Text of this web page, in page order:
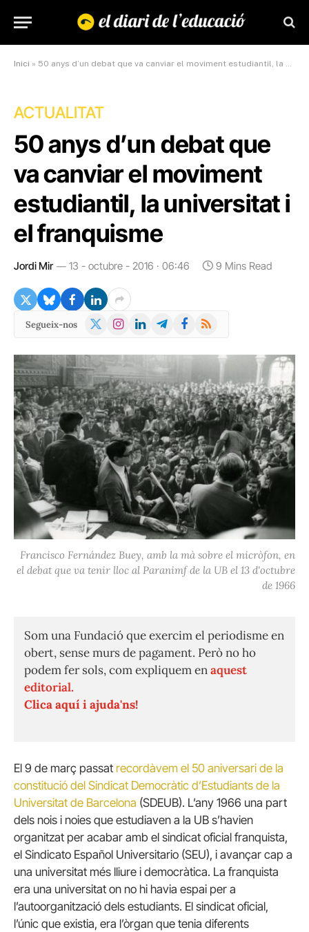
Inici » 50 anys d’un debat que va canviar el moviment estudiantil, la universitat i el franquisme
ACTUALITAT
50 anys d’un debat que
va canviar el moviment
estudiantil, la universitat i
el franquisme
Jordi Mir 13 - octubre - 2016 · 06:46 9 Mins Read
Segueix-nos
X
Instagram
LinkedInTelegramFacebook
RSS
Francisco Fernández Buey, amb la mà sobre el micròfon, en
el debat que va tenir lloc al Paranimf de la UB el 13 d'octubre
de 1966
Som una Fundació que exercim el periodisme en
obert, sense murs de pagament. Però no ho
podem fer sols, com expliquem enaquest
editorial.
Clica aquí i ajuda'ns!
El 9 de març passat recordàvem el 50 aniversari de la
constitució del Sindicat Democràtic d’Estudiants de la
Universitat de Barcelona (SDEUB). L’any 1966 una part
dels nois i noies que estudiaven a la UB s’havien
organitzat per acabar amb el sindicat oficial franquista,
el Sindicato Español Universitario (SEU), i avançar cap a
una universitat més lliure i democràtica. La franquista
era una universitat on no hi havia espai per a
l’autoorganització dels estudiants. El sindicat oficial,
l’únic que existia, era l’òrgan que tenia diferents